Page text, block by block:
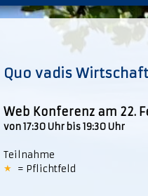
IMPRESSUM [KOPIE]
Quo vadis
Web Konferenz am 22.
von 17:30 Uhr bis 19:30 Uhr
Teilnahme
= Pflichtfeld